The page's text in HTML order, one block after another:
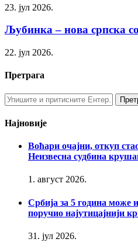
23. јул 2026.
Љубинка – нова српска
22. јул 2026.
Претрага
Најновије
Воћари очајни, откуп
Неизвесна судбина
1. август 2026.
Србија за 5 година може
поручио најутицајнији
31. јул 2026.